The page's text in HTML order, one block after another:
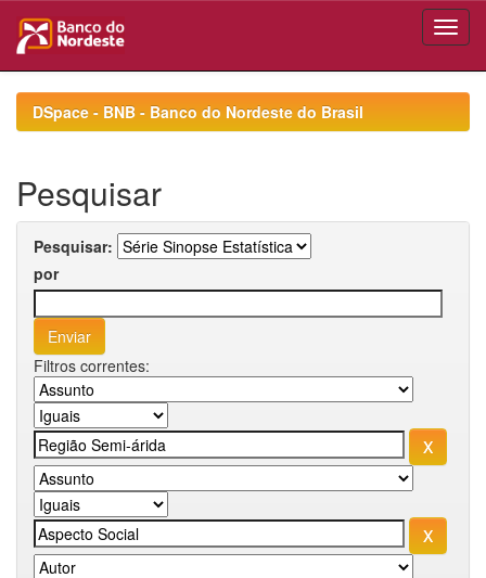
navigationDSpace - BNB - Banco do Nordeste do Brasil
Pesquisar
Pesquisar:
por
Filtros correntes: